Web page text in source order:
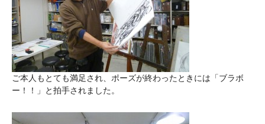
ご本人もとても満足され、ポーズが終わったときには「ブラボ
ー！！」と拍手されました。